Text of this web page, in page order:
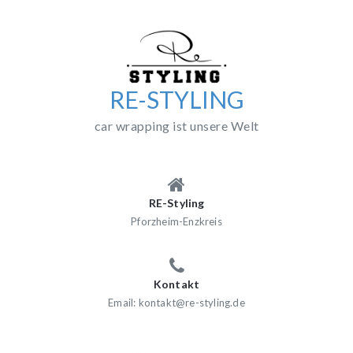
RE-STYLING
car wrapping ist unsere Welt
RE-Styling
Pforzheim-Enzkreis
Kontakt
Email: kontakt@re-styling.de